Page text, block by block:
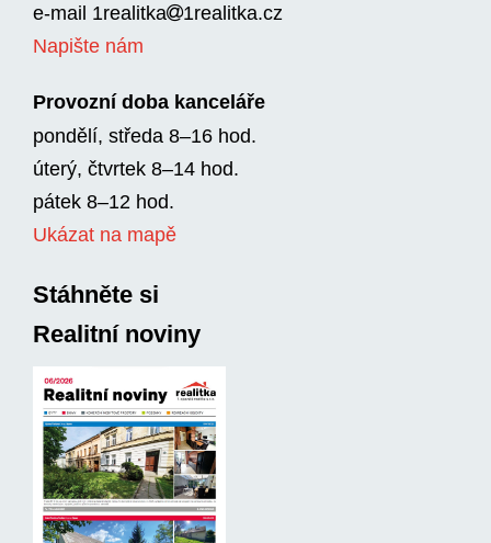
e-mail 1realitka
1rea­litka.cz
Napište nám
Provozní doba kanceláře
pondělí, středa 8–16 hod.
úterý, čtvrtek 8–14 hod.
pátek 8–12 hod.
Ukázat na mapě
Stáhněte si
Realitní noviny